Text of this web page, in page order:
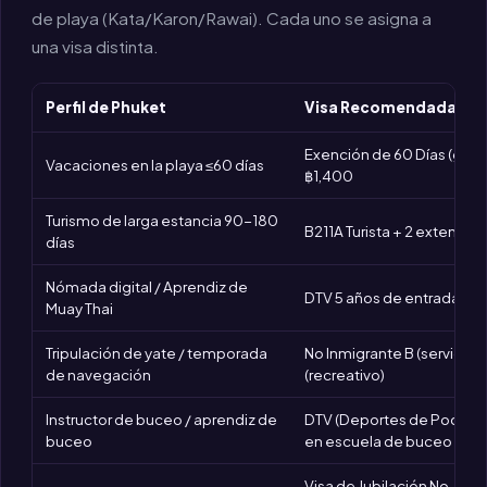
de playa (Kata/Karon/Rawai). Cada uno se asigna a
una visa distinta.
Perfil de Phuket Visa Recomendada
Vacaciones en la playa ≤60 días
Exención de 60 Días
฿1,400
Turismo de larga estancia 90-180
días
B211A Turista + 2
Nómada digital / Aprendiz de
Muay Thai
DTV 5 años de entrada
Tripulación de yate / temporada
de navegación
No Inmigrante B (servicio
(recreativo)
Instructor de buceo / aprendiz de
buceo
DTV (Deportes de Poder
en escuela de buceo